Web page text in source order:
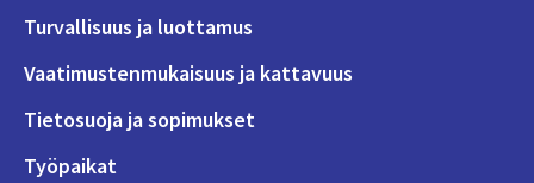
Turvallisuus ja luottamus
Vaatimustenmukaisuus ja kattavuus
Tietosuoja ja sopimukset
Työpaikat